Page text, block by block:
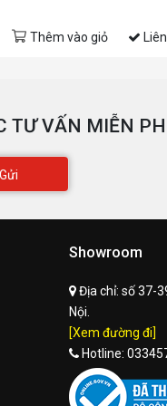
Thêm vào giỏ
TƯ VẤN MIỄN
Gửi
Showroom
Địa chỉ: số 37-
Nội.
[Xem đường đi]
Hotline: